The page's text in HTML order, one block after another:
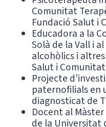
Comunitat
Fundació Salut i
Educadora a la
Solà de la Vall i
alcohòlics i
Salut i
Projecte
paternofilials en
diagnosticat de
Docent al
de la Universitat